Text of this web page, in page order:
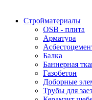
Стройматериалы
OSB - плита
Арматура
Балка
Баннерная
Газобетон
Доборные
Трубы для